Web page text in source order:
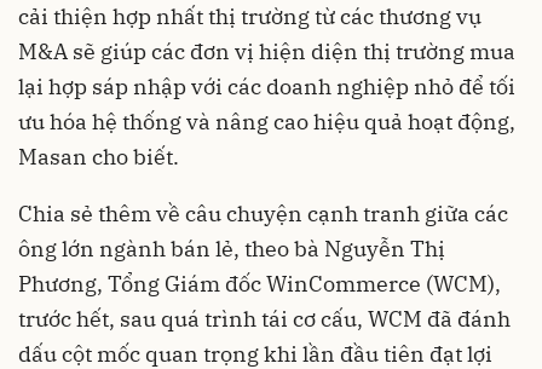
cải thiện hợp nhất thị trường từ các thương vụ
M&A sẽ giúp các đơn vị hiện diện thị trường mua
lại hợp sáp nhập với các doanh nghiệp nhỏ để tối
ưu hóa hệ thống và nâng cao hiệu quả hoạt động,
Masan cho biết.
Chia sẻ thêm về câu chuyện cạnh tranh giữa các
ông lớn ngành bán lẻ, theo bà Nguyễn Thị
Phương, Tổng Giám đốc WinCommerce (WCM),
trước hết, sau quá trình tái cơ cấu, WCM đã đánh
dấu cột mốc quan trọng khi lần đầu tiên đạt lợi